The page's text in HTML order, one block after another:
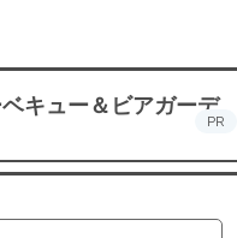
キュー＆ビアガーデ
PR